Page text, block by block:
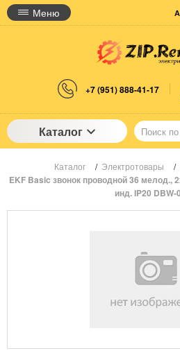
Меню
+7 (951) 888-41-17
Каталог
Каталог / Электротовары /
EKF Basic звонок проводной 36 мелод.,
инд. IP20 DBW-